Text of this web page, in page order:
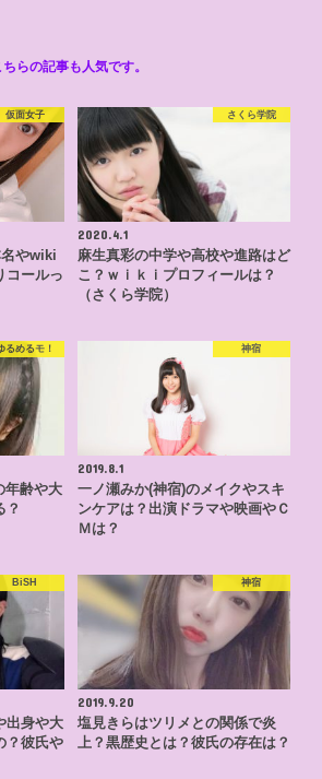
ちらの記事も人気です。
仮面女子
名やwiki
コールっ
さくら学院
2020.4.1
麻生真彩の中学や高校や進路はど
こ？ｗｉｋｉプロフィールは？
（さくら学院）
るめるモ！
年齢や大
？
神宿
2019.8.1
一ノ瀬みか(神宿)のメイクやスキ
ンケアは？出演ドラマや映画やＣ
Ｍは？
BiSH
出身や大
？彼氏や
神宿
2019.9.20
塩見きらはツリメとの関係で炎
上？黒歴史とは？彼氏の存在は？